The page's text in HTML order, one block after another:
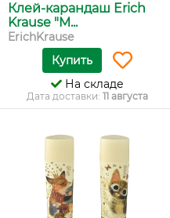
Клей-карандаш Erich
Krause "M...
ErichKrause
Купить
На складе
Дата доставки: 11 августа